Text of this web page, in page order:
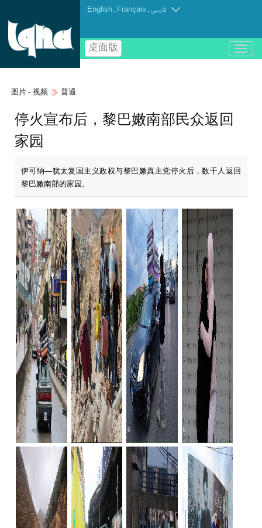
English . Français .فارسی
桌面版
باز
و
图片 - 视频 普通
停火宣布后，黎巴嫩南部民众返回
家园
伊可纳—犹太复国主义政权与黎巴嫩真主党停火后，数千人返回
黎巴嫩南部的家园。